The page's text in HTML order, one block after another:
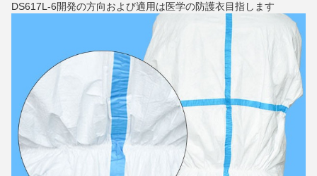
DS617L-6開発の方向および適用は医学の防護衣目指します